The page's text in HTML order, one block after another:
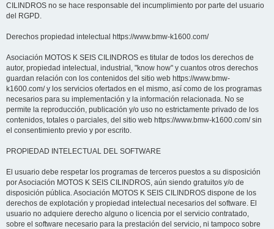
CILINDROS no se hace responsable del incumplimiento por parte del usuario
del RGPD.
Derechos propiedad intelectual https://www.bmw-k1600.com/
Asociación MOTOS K SEIS CILINDROS es titular de todos los derechos de
autor, propiedad intelectual, industrial, "know how" y cuantos otros derechos
guardan relación con los contenidos del sitio web https://www.bmw-
k1600.com/ y los servicios ofertados en el mismo, así como de los programas
necesarios para su implementación y la información relacionada. No se
permite la reproducción, publicación y/o uso no estrictamente privado de los
contenidos, totales o parciales, del sitio web https://www.bmw-k1600.com/ sin
el consentimiento previo y por escrito.
PROPIEDAD INTELECTUAL DEL SOFTWARE
El usuario debe respetar los programas de terceros puestos a su disposición
por Asociación MOTOS K SEIS CILINDROS, aún siendo gratuitos y/o de
disposición pública. Asociación MOTOS K SEIS CILINDROS dispone de los
derechos de explotación y propiedad intelectual necesarios del software. El
usuario no adquiere derecho alguno o licencia por el servicio contratado,
sobre el software necesario para la prestación del servicio, ni tampoco sobre